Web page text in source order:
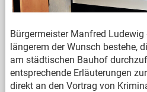
Bürgermeister Manfred
längerem der Wunsch bestehe,
am städtischen Bauhof
entsprechende Erläuterungen
direkt an den Vortrag von